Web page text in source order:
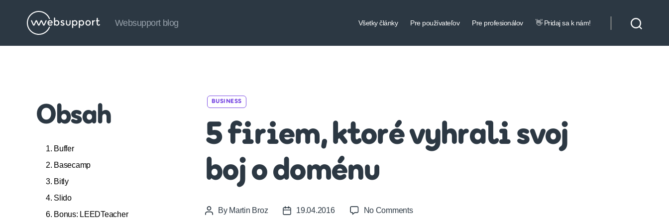
Websupport
Websupport blog Všetky články Pre používateľov Pre profesionálov 👋 Pridaj sa k nám!
Obsah
1. Buffer
2. Basecamp
3. Bitly
4. Slido
6. Bonus: LEEDTeacher
BUSINESS
5 firiem, ktoré vyhrali svoj
boj o doménu
PostBy Martin Broz
Post19.04.2016 No Commentson